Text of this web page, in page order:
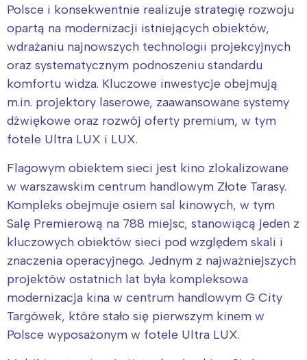
Polsce i konsekwentnie realizuje strategię rozwoju
opartą na modernizacji istniejących obiektów,
wdrażaniu najnowszych technologii projekcyjnych
oraz systematycznym podnoszeniu standardu
komfortu widza. Kluczowe inwestycje obejmują
m.in. projektory laserowe, zaawansowane systemy
dźwiękowe oraz rozwój oferty premium, w tym
fotele Ultra LUX i LUX.
Flagowym obiektem sieci jest kino zlokalizowane
w warszawskim centrum handlowym Złote Tarasy.
Kompleks obejmuje osiem sal kinowych, w tym
Salę Premierową na 788 miejsc, stanowiącą jeden z
kluczowych obiektów sieci pod względem skali i
znaczenia operacyjnego. Jednym z najważniejszych
projektów ostatnich lat była kompleksowa
modernizacja kina w centrum handlowym G City
Targówek, które stało się pierwszym kinem w
Polsce wyposażonym w fotele Ultra LUX.